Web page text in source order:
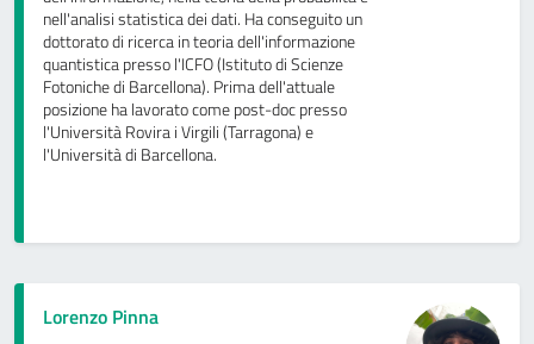
nell'analisi statistica dei dati. Ha conseguito un
dottorato di ricerca in teoria dell'informazione
quantistica presso l'ICFO (Istituto di Scienze
Fotoniche di Barcellona). Prima dell'attuale
posizione ha lavorato come post-doc presso
l'Università Rovira i Virgili (Tarragona) e
l'Università di Barcellona.
Lorenzo Pinna